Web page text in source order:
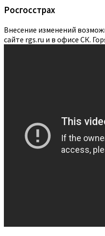
Росгосстрах
Внесение изменений
сайте rgs.ru и в офисе СК.